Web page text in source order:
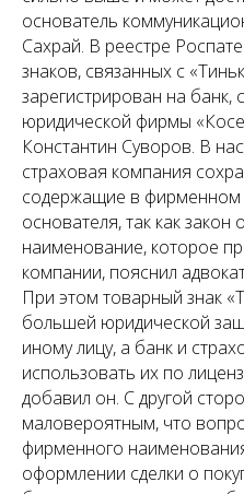
основатель
Сахрай. В реестре
знаков, связанных с
зарегистрирован на банк,
юридической фирмы
Константин Суворов. В
страховая компания
содержащие в
основателя, так как
наименование, которое
компании, пояснил
При этом товарный знак
большей юридической
иному лицу, а банк и
использовать их по
добавил он. С другой
маловероятным, что
фирменного
оформлении сделки о